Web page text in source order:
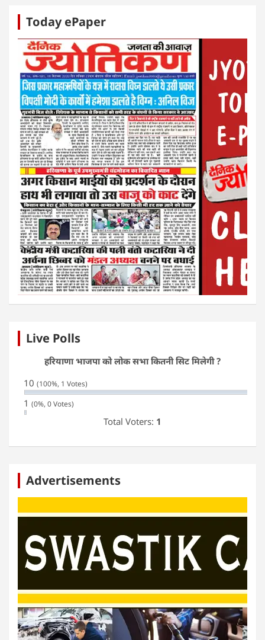
Today ePaper
Live Polls
हरियाणा भाजपा को लोक सभा कितनी सिट मिलेगी ?
10 (100%, 1 Votes)
1 (0%, 0 Votes)
Total Voters: 1
Advertisements